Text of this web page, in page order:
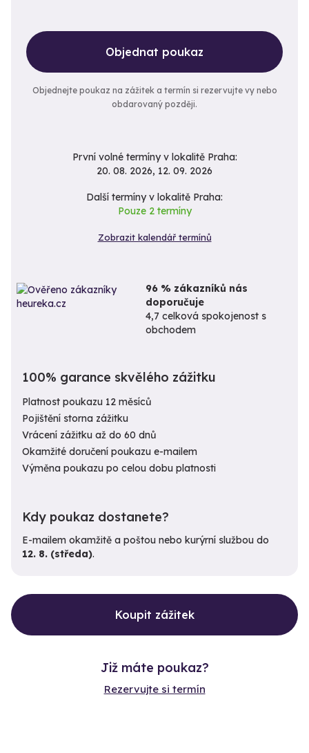
Objednat poukaz
Objednejte poukaz na zážitek a termín si rezervujte vy nebo
obdarovaný později.
První volné termíny v lokalitě Praha:
20. 08. 2026, 12. 09. 2026
Další termíny v lokalitě Praha:
Pouze 2 termíny
Zobrazit kalendář termínů
96 % zákazníků nás
doporučuje
4,7 celková spokojenost s
obchodem
100% garance skvělého zážitku
Platnost poukazu 12 měsíců
Pojištění storna zážitku
Vrácení zážitku až do 60 dnů
Okamžité doručení poukazu e-mailem
Výměna poukazu po celou dobu platnosti
Kdy poukaz dostanete?
E-mailem okamžitě a poštou nebo kurýrní službou do
12. 8. (středa).
Koupit zážitek
Již máte poukaz?
Rezervujte si termín